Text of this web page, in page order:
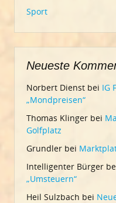
Sport
Neueste
Norbert Dienst bei IG
„Mondpreisen“
Thomas Klinger bei
Golfplatz
Grundler bei
Intelligenter Bürger
„Umsteuern“
Heil Sulzbach bei